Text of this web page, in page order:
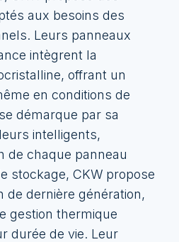
aux besoins des
Leurs panneaux
intègrent la
offrant un
en conditions de
démarque par sa
intelligents,
de chaque panneau
stockage, CKW propose
de dernière génération,
gestion thermique
durée de vie. Leur